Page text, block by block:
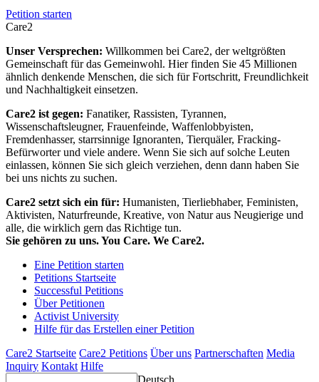
Petition starten
Care2
Unser Versprechen: Willkommen bei Care2, der weltgrößten
Gemeinschaft für das Gemeinwohl. Hier finden Sie 45 Millionen
ähnlich denkende Menschen, die sich für Fortschritt, Freundlichkeit
und Nachhaltigkeit einsetzen.
Care2 ist gegen: Fanatiker, Rassisten, Tyrannen,
Wissenschaftsleugner, Frauenfeinde, Waffenlobbyisten,
Fremdenhasser, starrsinnige Ignoranten, Tierquäler, Fracking-
Befürworter und viele andere. Wenn Sie sich auf solche Leuten
einlassen, können Sie sich gleich verziehen, denn dann haben Sie
bei uns nichts zu suchen.
Care2 setzt sich ein für: Humanisten, Tierliebhaber, Feministen,
Aktivisten, Naturfreunde, Kreative, von Natur aus Neugierige und
alle, die wirklich gern das Richtige tun.
Sie gehören zu uns. You Care. We Care2.
Eine Petition starten
Petitions Startseite
Successful Petitions
Über Petitionen
Activist University
Hilfe für das Erstellen einer Petition
Care2 Startseite Care2 Petitions Über uns Partnerschaften Media
Inquiry Kontakt Hilfe